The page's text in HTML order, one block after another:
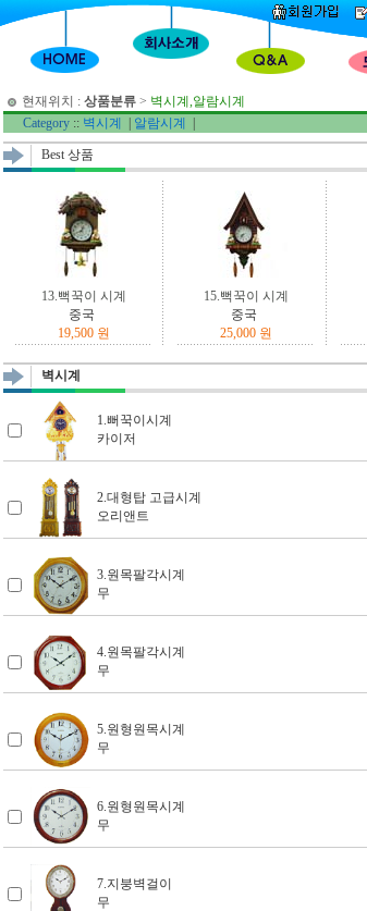
현재위치 : 상품분류> 벽시계,알람시계
Category:: 벽시계 알람시계
Best 상품
13.뻑꾹이 시계
중국
19,500 원
15.뻑꾹이 시계
중국
25,000 원
벽시계
1.뻐꾹이시계
카이저
2.대형탑 고급시계
오리앤트
3.원목팔각시계
무
4.원목팔각시계
무
5.원형원목시계
무
6.원형원목시계
무
7.지붕벽걸이
무